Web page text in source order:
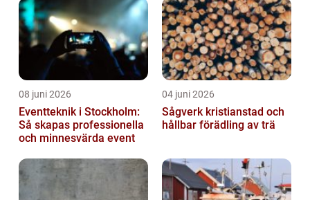
08 juni 2026
Eventteknik i Stockholm:
Så skapas professionella
och minnesvärda event
04 juni 2026
Sågverk kristianstad och
hållbar förädling av trä